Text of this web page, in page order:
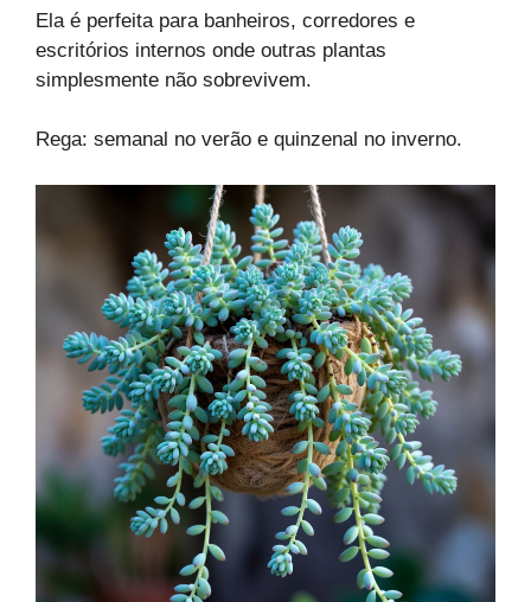
Ela é perfeita para banheiros, corredores e
escritórios internos onde outras plantas
simplesmente não sobrevivem.
Rega: semanal no verão e quinzenal no inverno.